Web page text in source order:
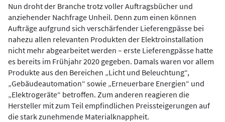
Nun droht der Branche trotz voller Auftragsbücher und
anziehender Nachfrage Unheil. Denn zum einen können
Aufträge aufgrund sich verschärfender Lieferengpässe bei
nahezu allen relevanten Produkten der Elektroinstallation
nicht mehr abgearbeitet werden – erste Lieferengpässe hatte
es bereits im Frühjahr 2020 gegeben. Damals waren vor allem
Produkte aus den Bereichen „Licht und Beleuchtung“,
„Gebäudeautomation“ sowie „Erneuerbare Energien“ und
„Elektrogeräte“ betroffen. Zum anderen reagieren die
Hersteller mit zum Teil empfindlichen Preissteigerungen auf
die stark zunehmende Materialknappheit.